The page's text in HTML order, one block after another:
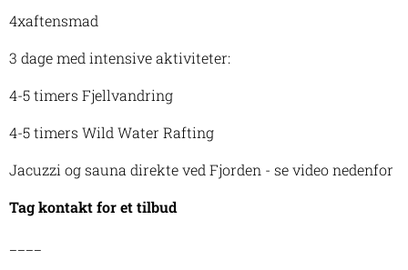
4xaftensmad
3 dage med intensive aktiviteter:
4-5 timers Fjellvandring
4-5 timers Wild Water Rafting
Jacuzzi og sauna direkte ved Fjorden - se video nedenfor
Tag kontakt for et tilbud